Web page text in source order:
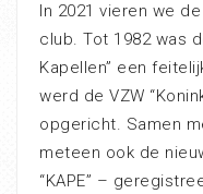
In 2021 vieren we
club. Tot 1982 was
Kapellen” een
werd de VZW
opgericht. Samen
meteen ook de
“KAPE” –